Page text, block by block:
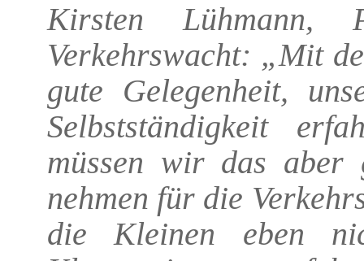
Kirsten Lühmann,
Verkehrswacht: „Mit
gute Gelegenheit,
Selbstständigkeit
müssen wir das aber
nehmen für die
die Kleinen eben